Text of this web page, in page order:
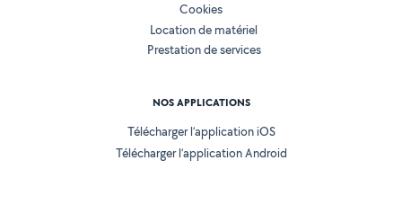
Cookies
Location de matériel
Prestation de services
NOS APPLICATIONS
Télécharger l’application iOS
Télécharger l’application Android